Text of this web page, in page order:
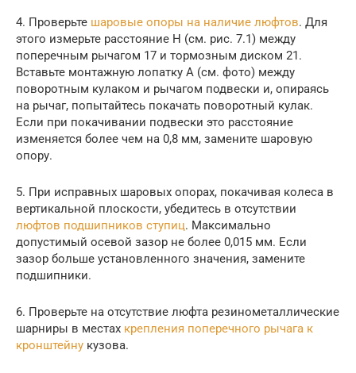
4. Проверьте шаровые опоры на наличие люфтов. Для
этого измерьте расстояние Н (см. рис. 7.1) между
поперечным рычагом 17 и тормозным диском 21.
Вставьте монтажную лопатку А (см. фото) между
поворотным кулаком и рычагом подвески и, опираясь
на рычаг, попытайтесь покачать поворотный кулак.
Если при покачивании подвески это расстояние
изменяется более чем на 0,8 мм, замените шаровую
опору.
5. При исправных шаровых опорах, покачивая колеса в
вертикальной плоскости, убедитесь в отсутствии
люфтов подшипников ступиц. Максимально
допустимый осевой зазор не более 0,015 мм. Если
зазор больше установленного значения, замените
подшипники.
6. Проверьте на отсутствие люфта резинометаллические
шарниры в местах крепления поперечного рычага к
кронштейну кузова.